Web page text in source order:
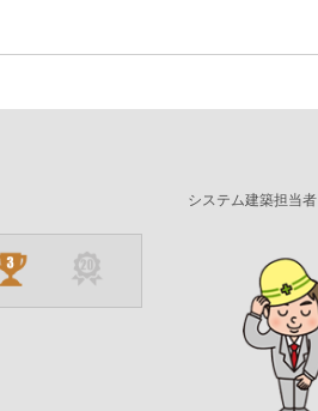
システム建築担当者